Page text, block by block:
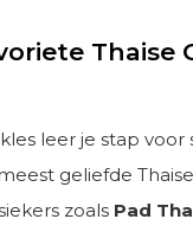
Thaise
leer je stap voor
geliefde
zoals Pad